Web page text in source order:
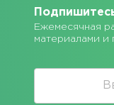
Ежемесячная
материалами и